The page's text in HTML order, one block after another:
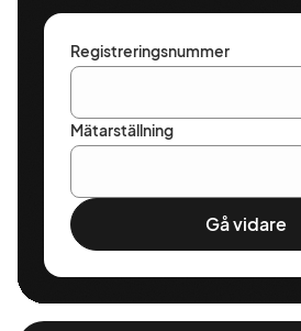
Registreringsnummer
Mätarställning
Gå vidare